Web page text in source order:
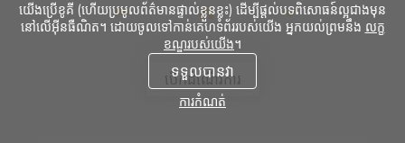
បើកដំណើរការ
យើងប្រើខូគី (ហើយប្រមូលព័ត៌មានផ្ទាល់ខ្លួនខ្លះ) ដើម្បីផ្តល់បទពិសោធន៍ល្អជាងមុន
នៅលើអ៊ីនធឺណិត។ ដោយចូលទៅកាន់គេហទំព័ររបស់យើង អ្នកយល់ព្រមនឹង លក្ខ
ខណ្ឌរបស់យើង។
ទទួលបានវា
ការកំណត់